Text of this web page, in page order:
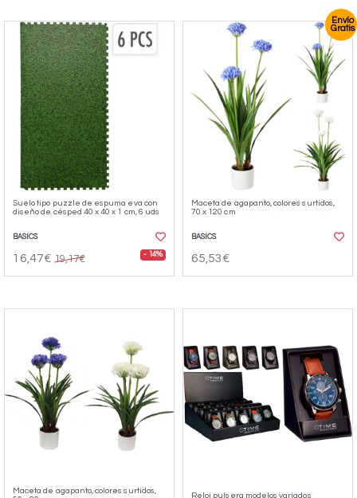
Suelo tipo puzzle de espuma eva con
diseño de césped 40 x 40 x 1 cm, 6 uds
BASICS
16,47€ 19,17€ - 14%
Envío
Gratis
Maceta de agapanto, colores surtidos,
70 x 120 cm
BASICS
65,53€
Maceta de agapanto, colores surtidos,
Reloj pulsera modelos variados